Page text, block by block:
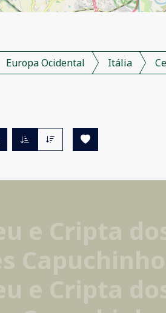
Europa Ocidental Itália